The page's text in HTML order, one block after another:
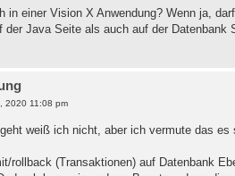
in einer Vision X Anwendung? Wenn ja,
der Java Seite als auch auf der Datenbank
2020 11:08 pm
weiß ich nicht, aber ich vermute das es
rollback (Transaktionen) auf Datenbank